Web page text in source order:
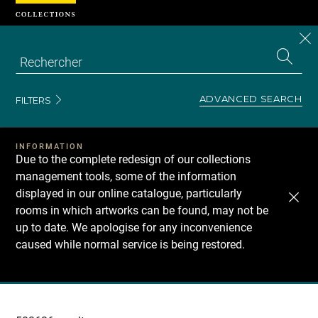
FILTERS ADVANCED SEARCH
INFORMATION
Due to the complete redesign of our collections
management tools, some of the information
displayed in our online catalogue, particularly
rooms in which artworks can be found, may not be
up to date. We apologise for any inconvenience
caused while normal service is being restored.
Recherche
Cookies management panel